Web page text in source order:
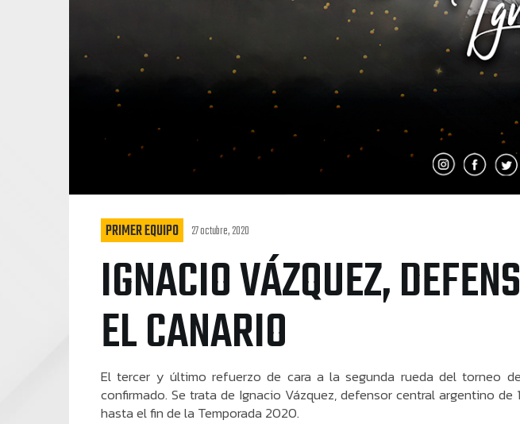
PRIMER EQUIPO 27 octubre, 2020
IGNACIO VÁZQUEZ,
EL CANARIO
El tercer y último refuerzo de cara a la segunda rueda del torneo
confirmado. Se trata de Ignacio Vázquez, defensor central argentino de
hasta el fin de la Temporada 2020.